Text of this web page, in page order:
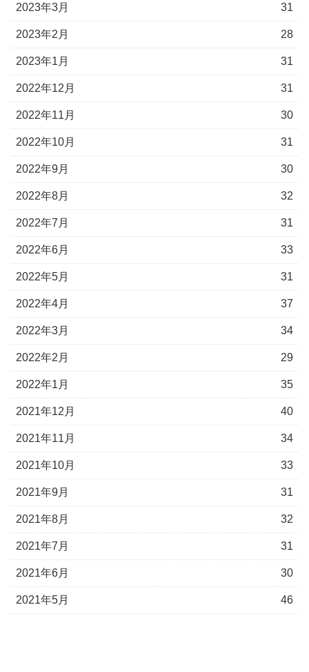
2023年3月 31
2023年2月 28
2023年1月 31
2022年12月 31
2022年11月 30
2022年10月 31
2022年9月 30
2022年8月 32
2022年7月 31
2022年6月 33
2022年5月 31
2022年4月 37
2022年3月 34
2022年2月 29
2022年1月 35
2021年12月 40
2021年11月 34
2021年10月 33
2021年9月 31
2021年8月 32
2021年7月 31
2021年6月 30
2021年5月 46